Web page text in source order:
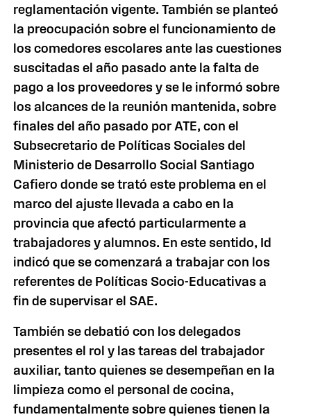
reglamentación vigente. También se planteó
la preocupación sobre el funcionamiento de
los comedores escolares ante las cuestiones
suscitadas el año pasado ante la falta de
pago a los proveedores y se le informó sobre
los alcances de la reunión mantenida, sobre
finales del año pasado por ATE, con el
Subsecretario de Políticas Sociales del
Ministerio de Desarrollo Social Santiago
Cafiero donde se trató este problema en el
marco del ajuste llevada a cabo en la
provincia que afectó particularmente a
trabajadores y alumnos. En este sentido, Id
indicó que se comenzará a trabajar con los
referentes de Políticas Socio-Educativas a
fin de supervisar el SAE.
También se debatió con los delegados
presentes el rol y las tareas del trabajador
auxiliar, tanto quienes se desempeñan en la
limpieza como el personal de cocina,
fundamentalmente sobre quienes tienen la